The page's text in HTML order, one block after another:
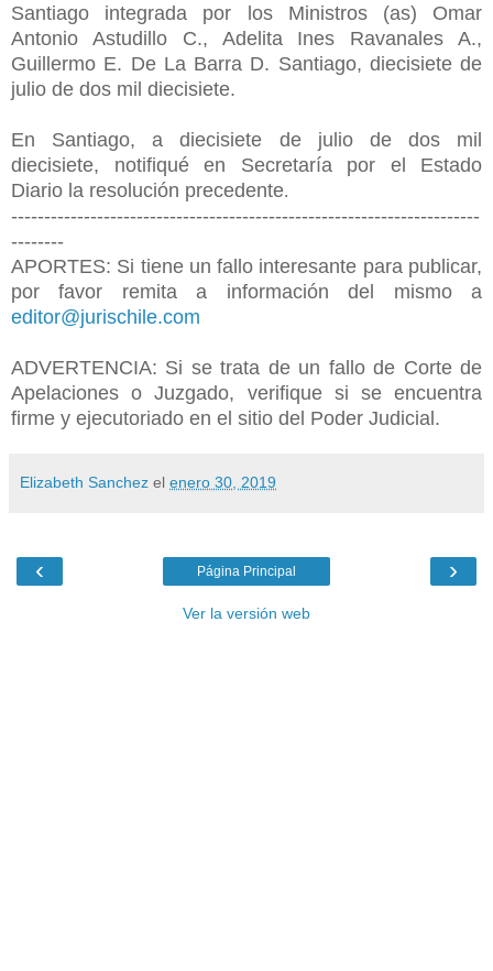
Santiago integrada por los Ministros (as) Omar
Antonio Astudillo C., Adelita Ines Ravanales A.,
Guillermo E. De La Barra D. Santiago, diecisiete de
julio de dos mil diecisiete.
En Santiago, a diecisiete de julio de dos mil
diecisiete, notifiqué en Secretaría por el Estado
Diario la resolución precedente.
-----------------------------------------------------------------------
--------
APORTES: Si tiene un fallo interesante para publicar,
por favor remita a información del mismo a
editor@jurischile.com
ADVERTENCIA: Si se trata de un fallo de Corte de
Apelaciones o Juzgado, verifique si se encuentra
firme y ejecutoriado en el sitio del Poder Judicial.
Elizabeth Sanchez el enero 30, 2019
‹ ›
Página Principal
Ver la versión web